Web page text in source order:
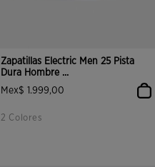
Zapatillas Electric Men 25 Pista
Dura Hombre ...
Mex$ 1.999,00
2 Colores